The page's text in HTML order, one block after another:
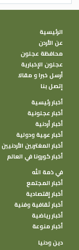
الرئيسية
عن الأردن
محافظة عجلون
عجلون الإخبارية
أرسل خبرا و مقالا
إتصل بنا
أخبار رئيسية
أخبار عجلونية
أخبار أردنية
أخبار عربية ودولية
أخبار المغتربين الأردنيين
أخبار كورونا في العالم
في ذمة الله
أخبار المجتمع
أخبار إقتصادية
أخبار ثقافية وفنية
أخبار رياضية
أخبار منوعة
دين ودنيا